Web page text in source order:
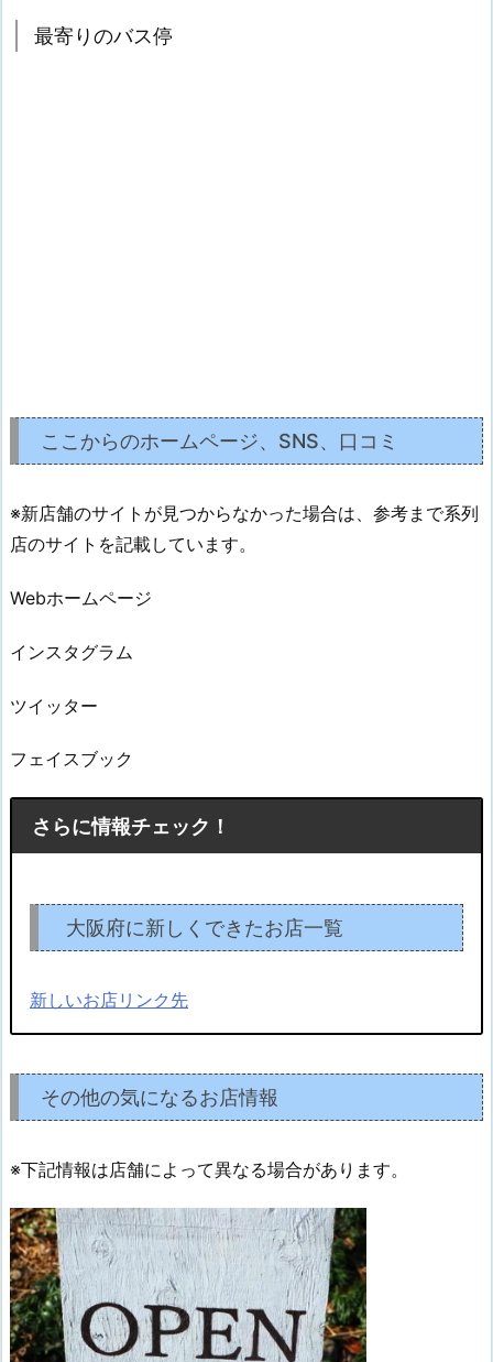
最寄りのバス停
ここからのホームページ、SNS、口コミ
※新店舗のサイトが見つからなかった場合は、参考まで系列
店のサイトを記載しています。
Webホームページ
インスタグラム
ツイッター
フェイスブック
さらに情報チェック！
大阪府に新しくできたお店一覧
新しいお店リンク先
その他の気になるお店情報
※下記情報は店舗によって異なる場合があります。